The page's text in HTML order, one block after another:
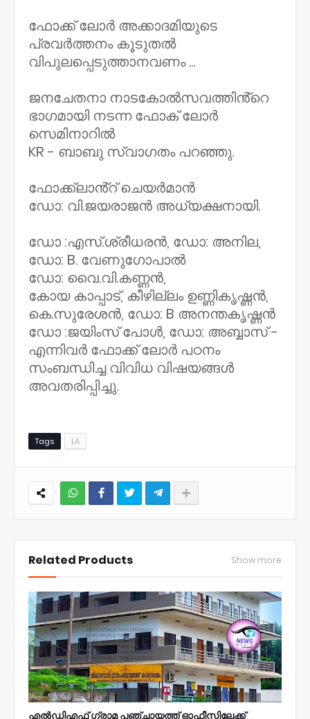
ഫോക്ക് ലോർ അക്കാദമിയുടെ
പ്രവർത്തനം കൂടുതൽ
വിപുലപ്പെടുത്താനവണം ...
ജനചേതനാ നാടകോൽസവത്തിൻ്റെ
ഭാഗമായി നടന്ന ഫോക് ലോർ
സെമിനാറിൽ
KR - ബാബു സ്വാഗതം പറഞ്ഞു.
ഫോക്ക്ലാൻ്റ് ചെയർമാൻ
ഡോ: വി.ജയരാജൻ അധ്യക്ഷനായി.
ഡോ :എസ്.ശ്രീധരൻ, ഡോ: അനില,
ഡോ: B. വേണുഗോപാൽ
ഡോ: വൈ.വി.കണ്ണൻ,
കോയ കാപ്പാട്, കീഴില്ലം ഉണ്ണികൃഷ്ണൻ,
കെ.സുരേശൻ, ഡോ: B അനന്തകൃഷ്ണൻ
ഡോ :ജയിംസ് പോൾ, ഡോ: അബ്ബാസ് -
എന്നിവർ ഫോക്ക് ലോർ പഠനം
സംബന്ധിച്ച വിവിധ വിഷയങ്ങൾ
അവതരിപ്പിച്ചു.
Tags LA
Related Products Show more
എൽഡിഎഫ് ഗ്രാമ പഞ്ചായത്ത് ഓഫീസിലേക്ക്